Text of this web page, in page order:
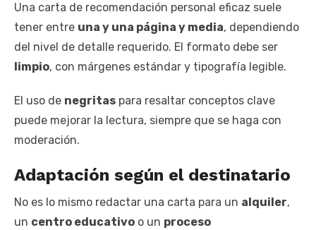
Una carta de recomendación personal eficaz suele
tener entre una y una página y media, dependiendo
del nivel de detalle requerido. El formato debe ser
limpio, con márgenes estándar y tipografía legible.
El uso de negritas para resaltar conceptos clave
puede mejorar la lectura, siempre que se haga con
moderación.
Adaptación según el destinatario
No es lo mismo redactar una carta para un alquiler,
un centro educativo o un proceso